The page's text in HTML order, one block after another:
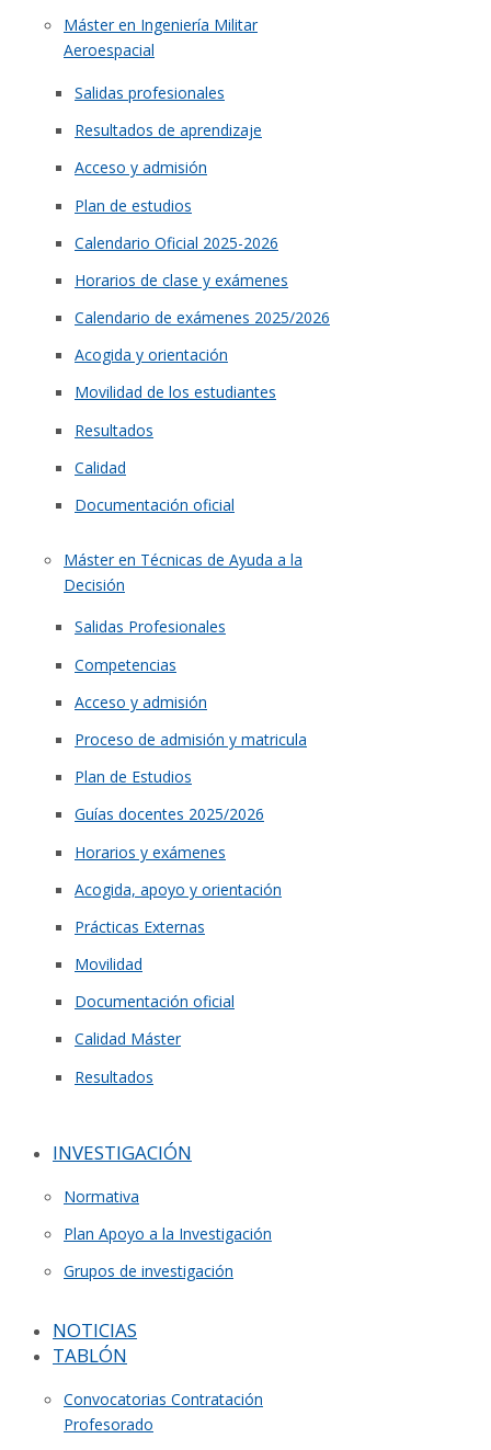
Máster en Ingeniería Militar
Aeroespacial
Salidas profesionales
Resultados de aprendizaje
Acceso y admisión
Plan de estudios
Calendario Oficial 2025-2026
Horarios de clase y exámenes
Calendario de exámenes 2025/2026
Acogida y orientación
Movilidad de los estudiantes
Resultados
Calidad
Documentación oficial
Máster en Técnicas de Ayuda a la
Decisión
Salidas Profesionales
Competencias
Acceso y admisión
Proceso de admisión y matricula
Plan de Estudios
Guías docentes 2025/2026
Horarios y exámenes
Acogida, apoyo y orientación
Prácticas Externas
Movilidad
Documentación oficial
Calidad Máster
Resultados
INVESTIGACIÓN
Normativa
Plan Apoyo a la Investigación
Grupos de investigación
NOTICIAS
TABLÓN
Convocatorias Contratación
Profesorado